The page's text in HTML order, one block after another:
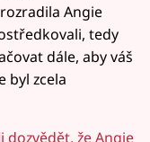
Angie
tedy
dále, aby váš
byl zcela
že Angie